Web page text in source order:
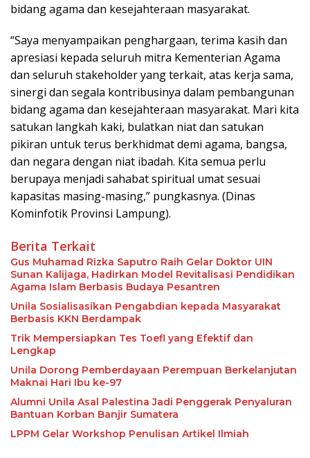
bidang agama dan kesejahteraan masyarakat.
“Saya menyampaikan penghargaan, terima kasih dan
apresiasi kepada seluruh mitra Kementerian Agama
dan seluruh stakeholder yang terkait, atas kerja sama,
sinergi dan segala kontribusinya dalam pembangunan
bidang agama dan kesejahteraan masyarakat. Mari kita
satukan langkah kaki, bulatkan niat dan satukan
pikiran untuk terus berkhidmat demi agama, bangsa,
dan negara dengan niat ibadah. Kita semua perlu
berupaya menjadi sahabat spiritual umat sesuai
kapasitas masing-masing,” pungkasnya. (Dinas
Kominfotik Provinsi Lampung).
Berita Terkait
Gus Muhamad Rizka Saputro Raih Gelar Doktor UIN
Sunan Kalijaga, Hadirkan Model Revitalisasi Pendidikan
Agama Islam Berbasis Budaya Pesantren
Unila Sosialisasikan Pengabdian kepada Masyarakat
Berbasis KKN Berdampak
Trik Mempersiapkan Tes Toefl yang Efektif dan
Lengkap
Unila Dorong Pemberdayaan Perempuan Berkelanjutan
Maknai Hari Ibu ke-97
Alumni Unila Asal Palestina Jadi Penggerak Penyaluran
Bantuan Korban Banjir Sumatera
LPPM Gelar Workshop Penulisan Artikel Ilmiah